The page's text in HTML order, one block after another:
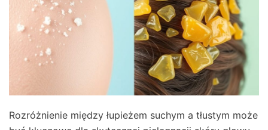
Rozróżnienie między łupieżem suchym a tłustym może